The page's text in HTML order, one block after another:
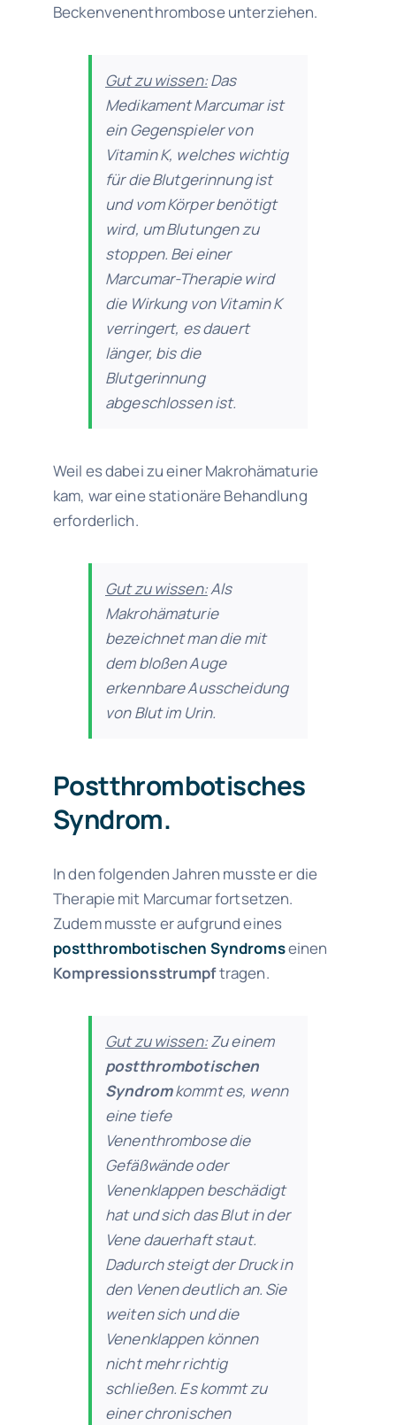
Beckenvenenthrombose unterziehen.
Gut zu wissen:Das
Medikament Marcumar ist
ein Gegenspieler von
Vitamin K, welches wichtig
für die Blutgerinnung ist
und vom Körper benötigt
wird, um Blutungen zu
stoppen. Bei einer
Marcumar-Therapie wird
die Wirkung von Vitamin K
verringert, es dauert
länger, bis die
Blutgerinnung
abgeschlossen ist.
Weil es dabei zu einer Makrohämaturie
kam, war eine stationäre Behandlung
erforderlich.
Gut zu wissen:Als
Makrohämaturie
bezeichnet man die mit
dem bloßen Auge
erkennbare Ausscheidung
von Blut im Urin.
Postthrombotisches
Syndrom.
In den folgenden Jahren musste er die
Therapie mit Marcumar fortsetzen.
Zudem musste er aufgrund eines
postthrombotischen Syndromseinen
Kompressionsstrumpftragen.
Gut zu wissen:Zu einem
postthrombotischen
Syndromkommt es, wenn
eine tiefe
Venenthrombose die
Gefäßwände oder
Venenklappen beschädigt
hat und sich das Blut in der
Vene dauerhaft staut.
Dadurch steigt der Druck in
den Venen deutlich an. Sie
weiten sich und die
Venenklappen können
nicht mehr richtig
schließen. Es kommt zu
einer chronischen